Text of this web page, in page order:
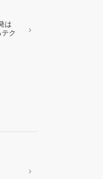
は
ク